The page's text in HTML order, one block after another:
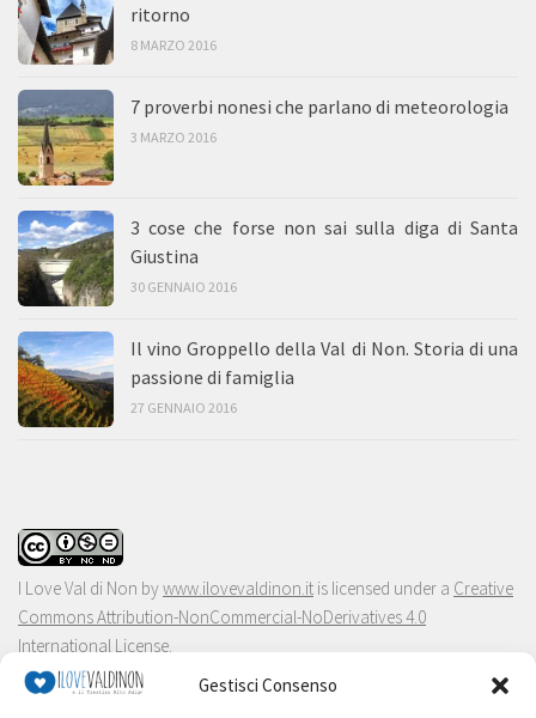
Gestisci Consenso
ritorno
8 MARZO 2016
7 proverbi nonesi che parlano di meteorologia
3 MARZO 2016
3 cose che forse non sai sulla diga di Santa
Giustina
30 GENNAIO 2016
Il vino Groppello della Val di Non. Storia di una
passione di famiglia
27 GENNAIO 2016
I Love Val di Non bywww.ilovevaldinon.it is licensed under a Creative
Commons Attribution-NonCommercial-NoDerivatives 4.0
International License.